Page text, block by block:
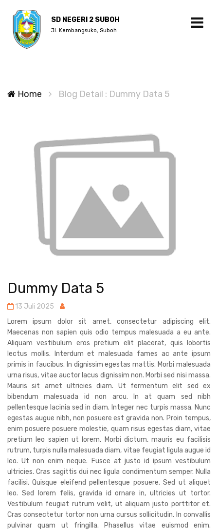
SD NEGERI 2 SUBOH
Jl. Kembangsuko, Suboh
Home Blog Detail : Dummy Data 5
Dummy Data 5
13 Juli 2025
Lorem ipsum dolor sit amet, consectetur adipiscing elit.
Maecenas non sapien quis odio tempus malesuada a eu ante.
Aliquam vestibulum eros pretium elit placerat, quis lobortis
lectus mollis. Interdum et malesuada fames ac ante ipsum
primis in faucibus. In dignissim egestas mattis. Morbi malesuada
urna risus, vitae auctor lacus dignissim non. Morbi sed nisi massa.
Mauris sit amet ultricies diam. Ut fermentum elit sed ex
bibendum malesuada id non arcu. In at quam sed nibh
pellentesque lacinia sed in diam. Integer nec turpis massa. Nunc
egestas augue nibh, non posuere est gravida non. Proin tempus,
enim posuere posuere molestie, quam risus egestas diam, vitae
pretium leo sapien ut lorem. Morbi dictum, mauris eu facilisis
rutrum, turpis nulla malesuada diam, vitae feugiat ligula augue id
leo. Ut non enim neque. Fusce at justo id ipsum vestibulum
ultricies. Cras sagittis dui nec ligula condimentum semper. Nulla
facilisi. Quisque eleifend pellentesque posuere. Sed ut aliquet
leo. Sed lorem felis, gravida id ornare in, ultricies ut tortor.
Vestibulum feugiat rutrum velit, ut aliquam justo porttitor et.
Cras consectetur tortor non urna cursus sollicitudin. In convallis
pulvinar quam ut fringilla. Phasellus vitae euismod enim.